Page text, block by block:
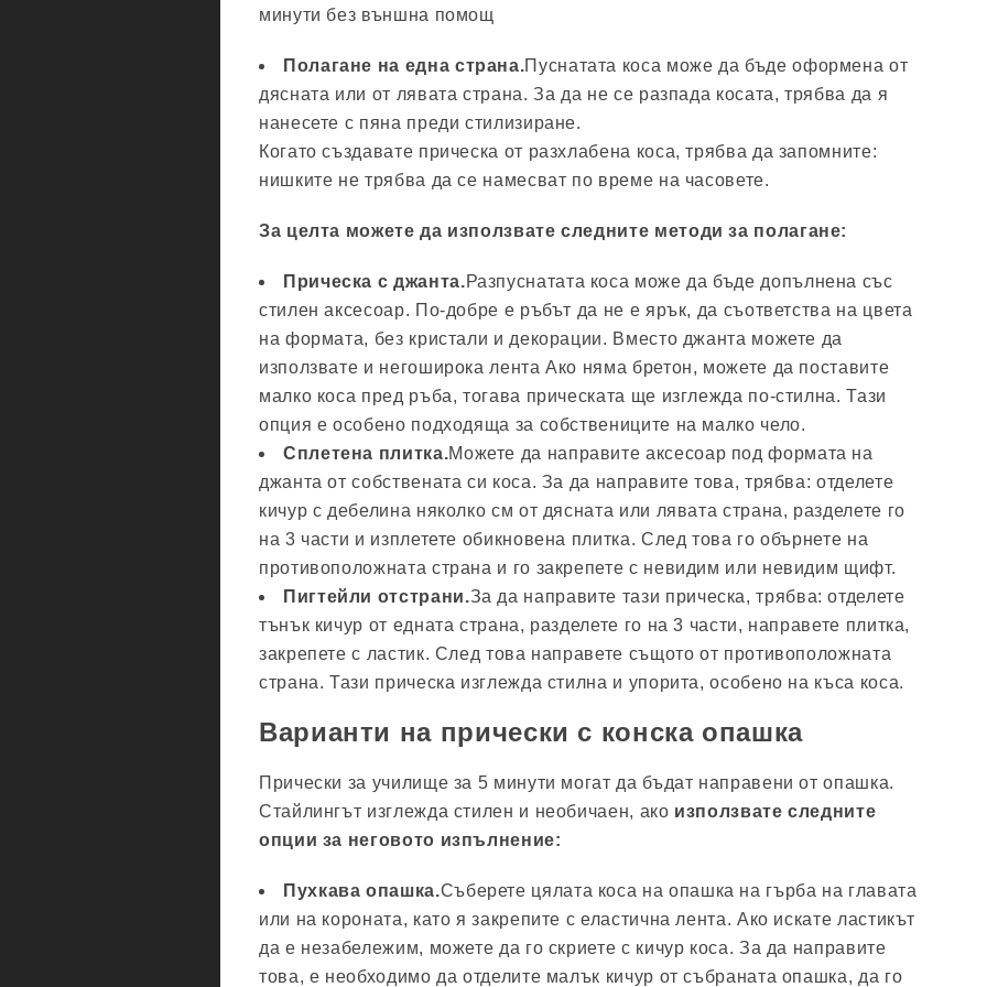
минути без външна помощ
Полагане на една страна.Пуснатата коса може да бъде оформена от
дясната или от лявата страна. За да не се разпада косата, трябва да я
нанесете с пяна преди стилизиране.
Когато създавате прическа от разхлабена коса, трябва да запомните:
нишките не трябва да се намесват по време на часовете.
За целта можете да използвате следните методи за полагане:
Прическа с джанта.Разпуснатата коса може да бъде допълнена със
стилен аксесоар. По-добре е ръбът да не е ярък, да съответства на цвета
на формата, без кристали и декорации. Вместо джанта можете да
използвате и негоширока лента Ако няма бретон, можете да поставите
малко коса пред ръба, тогава прическата ще изглежда по-стилна. Тази
опция е особено подходяща за собствениците на малко чело.
Сплетена плитка.Можете да направите аксесоар под формата на
джанта от собствената си коса. За да направите това, трябва: отделете
кичур с дебелина няколко см от дясната или лявата страна, разделете го
на 3 части и изплетете обикновена плитка. След това го обърнете на
противоположната страна и го закрепете с невидим или невидим щифт.
Пигтейли отстрани.За да направите тази прическа, трябва: отделете
тънък кичур от едната страна, разделете го на 3 части, направете плитка,
закрепете с ластик. След това направете същото от противоположната
страна. Тази прическа изглежда стилна и упорита, особено на къса коса.
Варианти на прически с конска опашка
Прически за училище за 5 минути могат да бъдат направени от опашка.
Стайлингът изглежда стилен и необичаен, ако използвате следните
опции за неговото изпълнение:
Пухкава опашка.Съберете цялата коса на опашка на гърба на главата
или на короната, като я закрепите с еластична лента. Ако искате ластикът
да е незабележим, можете да го скриете с кичур коса. За да направите
това, е необходимо да отделите малък кичур от събраната опашка, да го